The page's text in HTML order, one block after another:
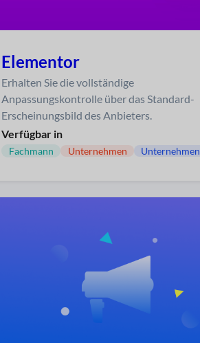
Elementor
Erhalten Sie die vollständige
Anpassungskontrolle über das Standard-
Erscheinungsbild des Anbieters.
Verfügbar in
Fachmann Unternehmen Unternehmen